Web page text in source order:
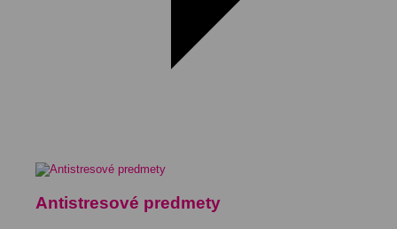
Antistresové predmety